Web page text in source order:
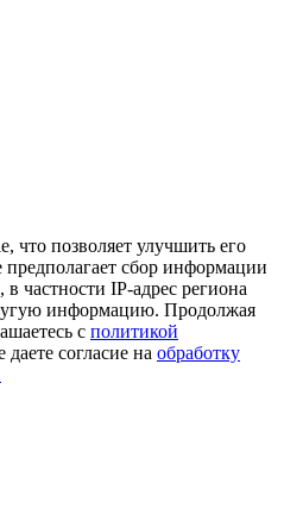
что позволяет улучшить его
предполагает сбор информации
в частности IP-адрес региона
информацию. Продолжая
с политикой
даете согласие на обработку